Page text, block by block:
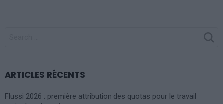
ARTICLES RÉCENTS
Flussi 2026 : première attribution des quotas pour le travail